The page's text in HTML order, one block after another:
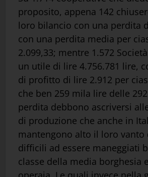
proposito, appena 142
loro bilancio con una perdita
con una perdita media per
2.099,33; mentre 1.572
un utile di lire 4.756.781 lire,
di profitto di lire 2.912 per
che ben 259 mila lire delle
perdita debbono ascriversi
di produzione che anche in
mantengono alto il loro vanto
difficili ad essere maneggiati
classe della media borghesia